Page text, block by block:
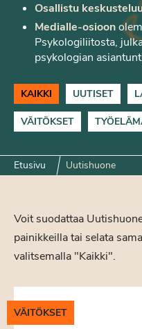
Osallistu
Medialle-osioon
Psykologiliitosta,
psykologian
KAIKKI UUTISET
VÄITÖKSET
Etusivu Uutishuone
Voit suodattaa
painikkeilla tai selata
valitsemalla "Kaikki".
VÄITÖKSET